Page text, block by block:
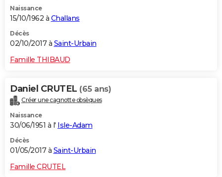
Naissance
15/10/1962 à Challans
Décès
02/10/2017 à Saint-Urbain
Famille THIBAUD
Daniel CRUTEL (65 ans)
Créer une cagnotte obsèques
Naissance
30/06/1951 à l' Isle-Adam
Décès
01/05/2017 à Saint-Urbain
Famille CRUTEL